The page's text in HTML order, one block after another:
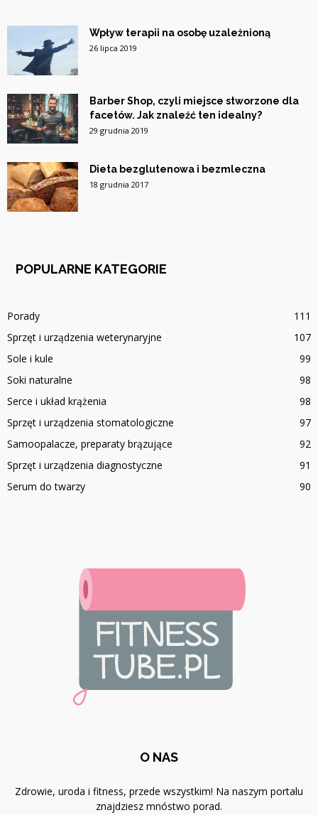
Wpływ terapii na osobę uzależnioną
26 lipca 2019
Barber Shop, czyli miejsce stworzone dla
facetów. Jak znaleźć ten idealny?
29 grudnia 2019
Dieta bezglutenowa i bezmleczna
18 grudnia 2017
POPULARNE KATEGORIE
Porady
111
Sprzęt i urządzenia weterynaryjne
107
Sole i kule
99
Soki naturalne
98
Serce i układ krążenia
98
Sprzęt i urządzenia stomatologiczne
97
Samoopalacze, preparaty brązujące
92
Sprzęt i urządzenia diagnostyczne
91
Serum do twarzy
90
O NAS
Zdrowie, uroda i fitness, przede wszystkim! Na naszym portalu
znajdziesz mnóstwo porad.